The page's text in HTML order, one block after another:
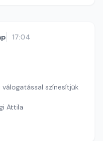
17:04
színesítjük
Attila